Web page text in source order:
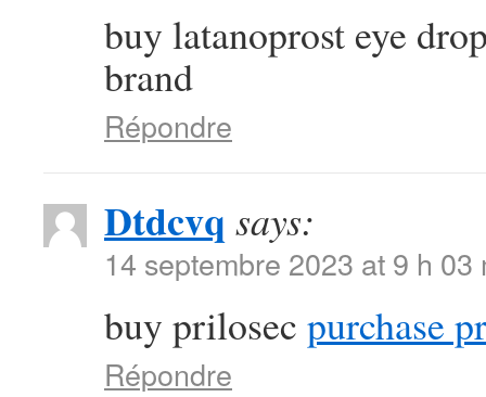
buy latanoprost eye
brand
Répondre
Dtdcvq says:
14 septembre 2023 at 9 h 03
buy prilosec purchase
Répondre